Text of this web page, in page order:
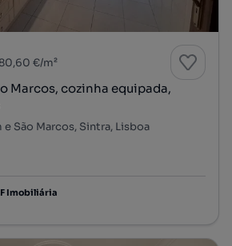
€/m²
Marcos, cozinha equipada,
e São Marcos, Sintra, Lisboa
Imobiliária